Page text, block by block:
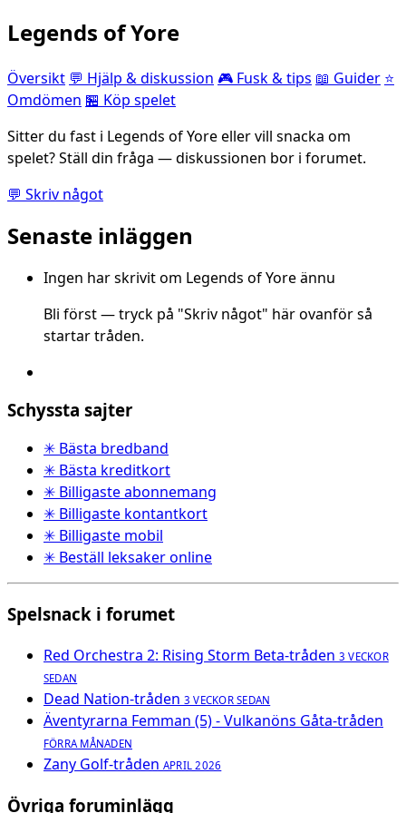
Legends of Yore
Översikt 💬 Hjälp & diskussion 🎮 Fusk & tips 📖 Guider ⭐
Omdömen 🏪 Köp spelet
Sitter du fast i Legends of Yore eller vill snacka om
spelet? Ställ din fråga — diskussionen bor i forumet.
💬 Skriv något
Senaste inläggen
Ingen har skrivit om Legends of Yore ännu
Bli först — tryck på "Skriv något" här ovanför så
startar tråden.
Schyssta sajter
✳ Bästa bredband
✳ Bästa kreditkort
✳ Billigaste abonnemang
✳ Billigaste kontantkort
✳ Billigaste mobil
✳ Beställ leksaker online
Spelsnack i forumet
Red Orchestra 2: Rising Storm Beta-tråden 3 VECKOR
SEDAN
Dead Nation-tråden 3 VECKOR SEDAN
Äventyrarna Femman (5) - Vulkanöns Gåta-tråden
FÖRRA MÅNADEN
Zany Golf-tråden APRIL 2026
Övriga foruminlägg